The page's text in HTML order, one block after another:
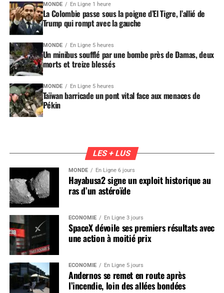
MONDE En Ligne 1 heure
La Colombie passe sous la poigne d’El Tigre, l’allié de
Trump qui rompt avec la gauche
MONDE En Ligne 5 heures
Un minibus soufflé par une bombe près de Damas, deux
morts et treize blessés
MONDE En Ligne 5 heures
Taïwan barricade un pont vital face aux menaces de
Pékin
LES + LUS
MONDE En Ligne 6 jours
Hayabusa2 signe un exploit historique au
ras d’un astéroïde
ÉCONOMIE En Ligne 3 jours
SpaceX dévoile ses premiers résultats avec
une action à moitié prix
ÉCONOMIE En Ligne 5 jours
Andernos se remet en route après
l’incendie, loin des allées bondées